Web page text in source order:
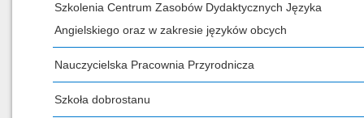
Szkolenia Centrum Zasobów Dydaktycznych Języka
Angielskiego oraz w zakresie języków obcych
Nauczycielska Pracownia Przyrodnicza
Szkoła dobrostanu